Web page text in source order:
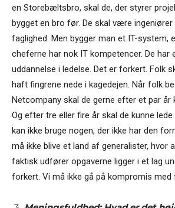
en Storebæltsbro, skal de, der styrer
bygget en bro før. De skal være
faglighed. Men bygger man et IT-system,
cheferne har nok IT kompetencer. De har
uddannelse i ledelse. Det er forkert. Folk
haft fingrene nede i kagedejen. Når folk
Netcompany skal de gerne efter et par år
Og efter tre eller fire år skal de kunne
kan ikke bruge nogen, der ikke har den
må ikke blive et land af generalister, hvor
faktisk udfører opgaverne ligger i et lag
forkert. Vi må ikke gå på kompromis med